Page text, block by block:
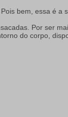
bem, essa é a
Por ser
do corpo,